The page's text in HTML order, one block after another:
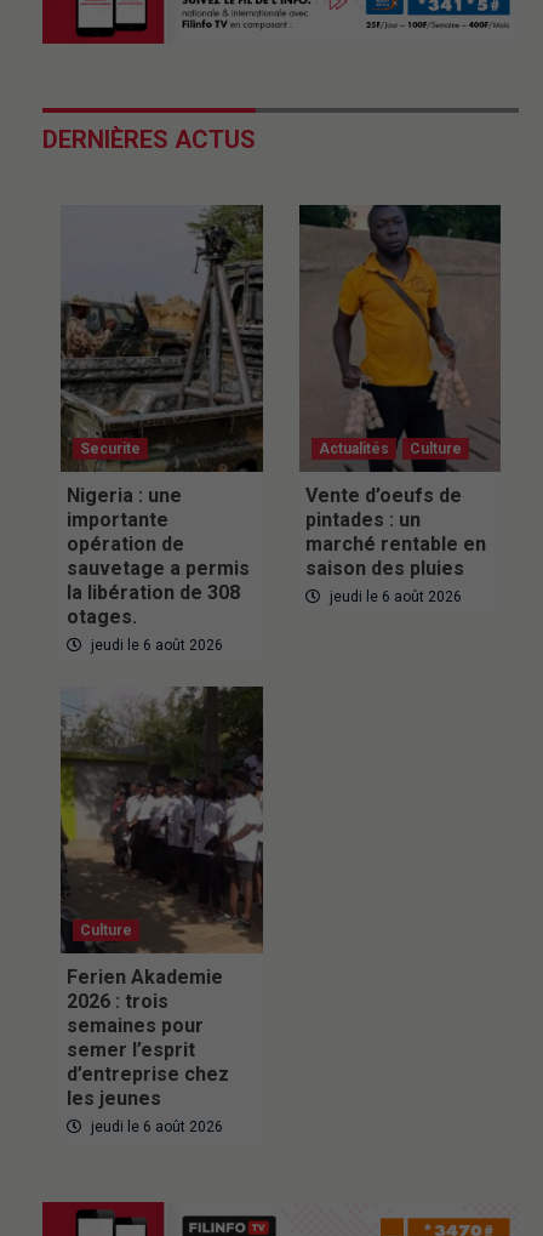
DERNIÈRES ACTUS
Securite
Nigeria : une
importante
opération de
sauvetage a permis
la libération de 308
otages.
jeudi le 6 août 2026
Actualités Culture
Vente d’oeufs de
pintades : un
marché rentable en
saison des pluies
jeudi le 6 août 2026
Culture
Ferien Akademie
2026 : trois
semaines pour
semer l’esprit
d’entreprise chez
les jeunes
jeudi le 6 août 2026